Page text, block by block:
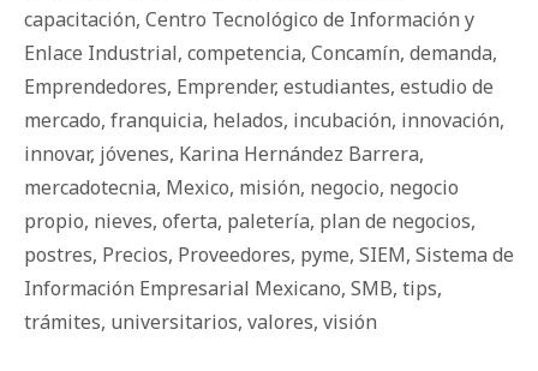
capacitación, Centro Tecnológico de Información y
Enlace Industrial, competencia, Concamín, demanda,
Emprendedores, Emprender, estudiantes, estudio de
mercado, franquicia, helados, incubación, innovación,
innovar, jóvenes, Karina Hernández Barrera,
mercadotecnia, Mexico, misión, negocio, negocio
propio, nieves, oferta, paletería, plan de negocios,
postres, Precios, Proveedores, pyme, SIEM, Sistema de
Información Empresarial Mexicano, SMB, tips,
trámites, universitarios, valores, visión